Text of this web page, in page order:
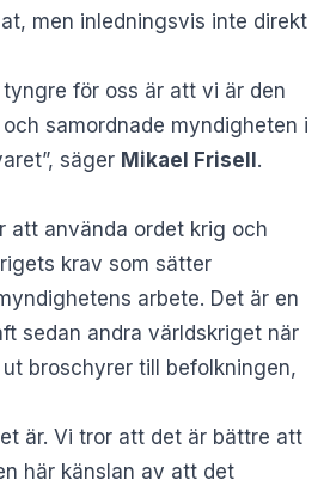
men inledningsvis inte direkt
tyngre för oss är att vi är den
samordnade myndigheten i
säger Mikael Frisell.
att använda ordet krig och
krav som sätter
arbete. Det är en
sedan andra världskriget när
broschyrer till befolkningen,
är. Vi tror att det är bättre att
här känslan av att det